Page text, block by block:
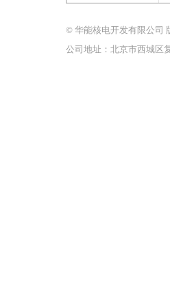
© 华能核电开发有限公司
公司地址：北京市西城区